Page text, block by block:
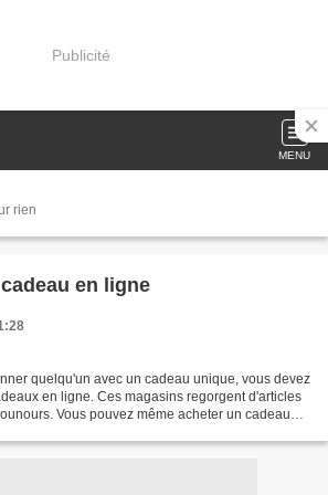
Publicité
MENU
rien
en ligne
quelqu'un avec un cadeau unique, vous devez
en ligne. Ces magasins regorgent d'articles
Vous pouvez même acheter un cadeau